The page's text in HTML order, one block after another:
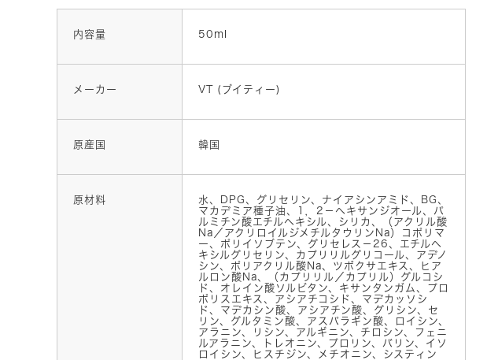
内容量 50ml
メーカー VT (ブイティー)
原産国 韓国
原材料
水、DPG、グリセリン、ナイアシンアミド、BG、
マカデミア種子油、1，2－ヘキサンジオール、パ
ルミチン酸エチルヘキシル、シリカ、（アクリル酸
Na／アクリロイルジメチルタウリンNa）コポリマ
ー、ポリイソブテン、グリセレス－26、エチルヘ
キシルグリセリン、カプリリルグリコール、アデノ
シン、ポリアクリル酸Na、ツボクサエキス、ヒア
ルロン酸Na、（カプリリル／カプリル）グルコシ
ド、オレイン酸ソルビタン、キサンタンガム、プロ
ポリスエキス、アシアチコシド、マデカッソシ
ド、マデカシン酸、アシアチン酸、グリシン、セ
リン、グルタミン酸、アスパラギン酸、ロイシン、
アラニン、リシン、アルギニン、チロシン、フェニ
ルアラニン、トレオニン、プロリン、バリン、イソ
ロイシン、ヒスチジン、メチオニン、システィン